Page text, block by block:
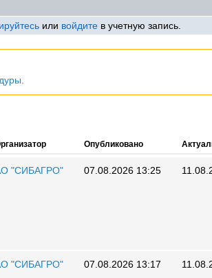
или войдите в учетную запись.
Опубликовано
"СИБАГРО" 07.08.2026 13:25
"СИБАГРО" 07.08.2026 13:17